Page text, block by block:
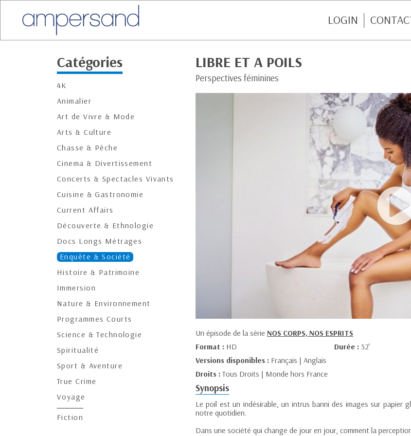
LOGIN
Catégories
4K
Animalier
Art de Vivre & Mode
Arts & Culture
Chasse & Pêche
Cinema & Divertissement
Concerts & Spectacles Vivants
Cuisine & Gastronomie
Current Affairs
Découverte & Ethnologie
Docs Longs Métrages
Enquête & Société
Histoire & Patrimoine
Immersion
Nature & Environnement
Programmes Courts
Science & Technologie
Spiritualité
Sport & Aventure
True Crime
Voyage
Fiction
LIBRE ET A POILS
Perspectives féminines
Un épisode de la série NOS CORPS, NOS ESPRITS
Format : HD Durée : 52’
Versions disponibles : Français | Anglais
Droits :Tous Droits | Monde hors France
Synopsis
Le poil est un indésirable, un intrus banni des images sur papier
notre quotidien.
Dans une société qui change de jour en jour, comment la